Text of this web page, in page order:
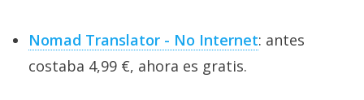
Nomad Translator - No Internet: antes
costaba 4,99 €, ahora es gratis.